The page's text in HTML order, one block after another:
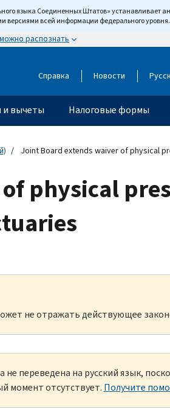
языка Соединенных Штатов»
версиями всей информации федерального уровня.
распознать
Справка Новости
и вычеты Налоговые формы
Joint Board extends waiver of physical
physical
не отражать действующее
не переведена на русский язык,
момент отсутствует. Получите